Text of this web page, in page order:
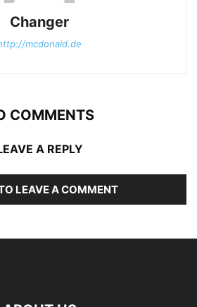
Changer
mcdonald.de
COMMENTS
A REPLY
LEAVE A COMMENT